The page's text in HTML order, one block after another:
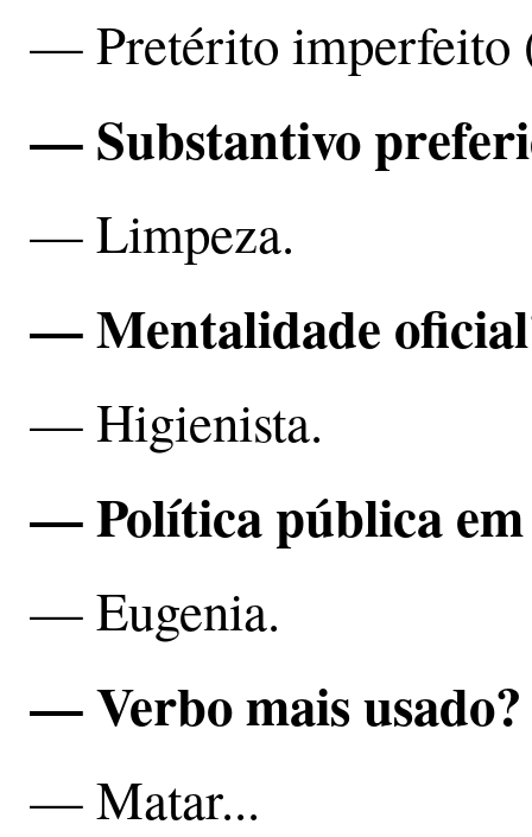
— Pretérito imperfeito
— Substantivo
— Limpeza.
— Mentalidade
— Higienista.
— Política pública em
— Eugenia.
— Verbo mais usado?
— Matar...